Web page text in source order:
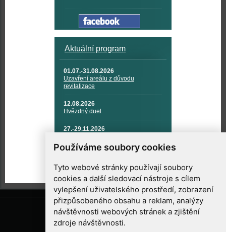
Používáme soubory cookies
Tyto webové stránky používají soubory
cookies a další sledovací nástroje s cílem
vylepšení uživatelského prostředí, zobrazení
přizpůsobeného obsahu a reklam, analýzy
návštěvnosti webových stránek a zjištění
zdroje návštěvnosti.
Aktuální program
01.07.-31.08.2026
Uzavření areálu z důvodu
revitalizace
12.08.2026
Hvězdný duel
27.-29.11.2026
TECHNIKA A KOSMICKÉ
TECHNOLOGIE